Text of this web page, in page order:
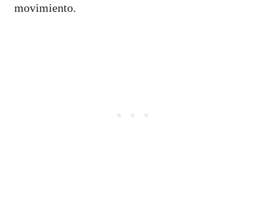
movimiento.